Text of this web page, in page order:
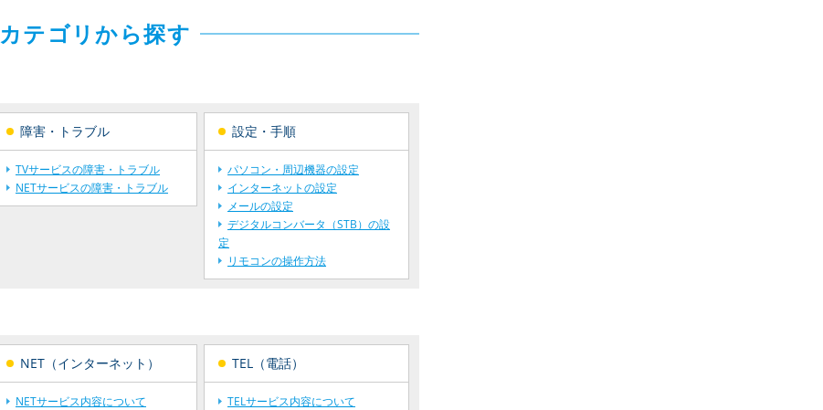
カテゴリから探す
障害・トラブル
TVサービスの障害・トラブル
NETサービスの障害・トラブル
設定・手順
パソコン・周辺機器の設定
インターネットの設定
メールの設定
デジタルコンバータ（STB）の設
定
リモコンの操作方法
NET（インターネット）
NETサービス内容について
TEL（電話）
TELサービス内容について